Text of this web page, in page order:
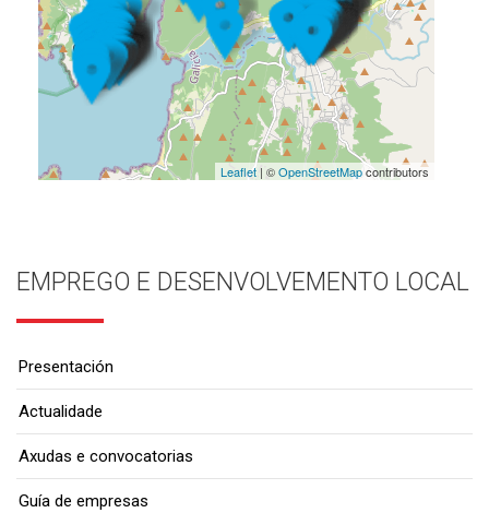
Leaflet| ©OpenStreetMapcontributors
EMPREGO E DESENVOLVEMENTO LOCAL
Presentación
Actualidade
Axudas e convocatorias
Guía de empresas